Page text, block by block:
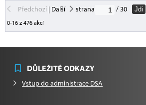
Předchozí| Další strana / 30
Jdi
0-16 z 476 akcí
DŮLEŽITÉ ODKAZY
Vstup do administrace DSA